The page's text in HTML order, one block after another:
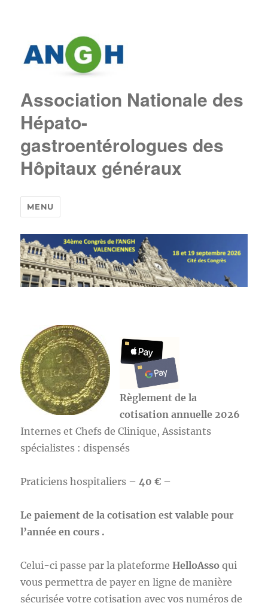
Association Nationale des
Hépato-
gastroentérologues des
Hôpitaux généraux
MENU
Règlement de la
cotisation annuelle 2026
Internes et Chefs de Clinique, Assistants
spécialistes : dispensés
Praticiens hospitaliers –40 € –
Le paiement de la cotisation est valable pour
l’année en cours .
Celui-ci passe par la plateformeHelloAssoqui
vous permettra de payer en ligne de manière
sécurisée votre cotisation avec vos numéros de